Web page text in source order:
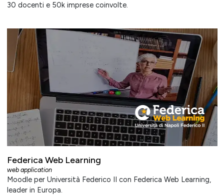
30 docenti e 50k imprese coinvolte.
Federica Web Learning
web application
Moodle per Università Federico II con Federica Web Learning,
leader in Europa.